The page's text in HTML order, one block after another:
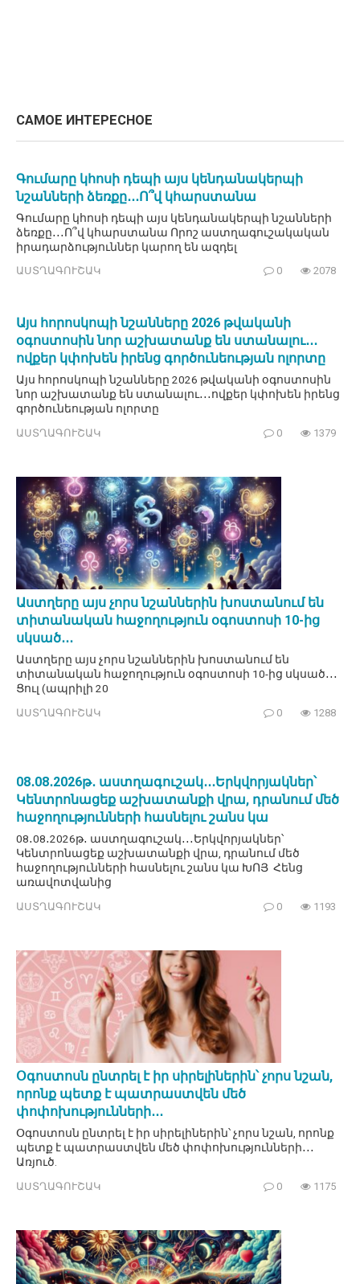
САМОЕ ИНТЕРЕСНОЕ
Գումարը կհոսի դեպի այս կենդանակերպի
նշանների ձեռքը․․․Ո՞վ կհարստանա
Գումարը կհոսի դեպի այս կենդանակերպի նշանների
ձեռքը․․․Ո՞վ կհարստանա Որոշ աստղագուշակական
իրադարձություններ կարող են ազդել
ԱՍՏՂԱԳՈՒՇԱԿ 0 2078
Այս հորոսկոպի նշանները 2026 թվականի
օգոստոսին նոր աշխատանք են ստանալու․․․
ովքեր կփոխեն իրենց գործունեության ոլորտը
Այս հորոսկոպի նշանները 2026 թվականի օգոստոսին
նոր աշխատանք են ստանալու․․․ովքեր կփոխեն իրենց
գործունեության ոլորտը
ԱՍՏՂԱԳՈՒՇԱԿ 0 1379
Աստղերը այս չորս նշաններին խոստանում են
տիտանական հաջողություն օգոստոսի 10-ից
սկսած․․․
Աստղերը այս չորս նշաններին խոստանում են
տիտանական հաջողություն օգոստոսի 10-ից սկսած․․․
Ցուլ (ապրիլի 20
ԱՍՏՂԱԳՈՒՇԱԿ 0 1288
08․08․2026թ․ աստղագուշակ․․․Երկվորյակներ՝
Կենտրոնացեք աշխատանքի վրա, դրանում մեծ
հաջողությունների հասնելու շանս կա
08․08․2026թ․ աստղագուշակ․․․Երկվորյակներ՝
Կենտրոնացեք աշխատանքի վրա, դրանում մեծ
հաջողությունների հասնելու շանս կա ԽՈՅ Հենց
առավոտվանից
ԱՍՏՂԱԳՈՒՇԱԿ 0 1193
Օգոստոսն ընտրել է իր սիրելիներին՝ չորս նշան,
որոնք պետք է պատրաստվեն մեծ
փոփոխությունների․․․
Օգոստոսն ընտրել է իր սիրելիներին՝ չորս նշան, որոնք
պետք է պատրաստվեն մեծ փոփոխությունների․․․
Առյուծ.
ԱՍՏՂԱԳՈՒՇԱԿ 0 1175